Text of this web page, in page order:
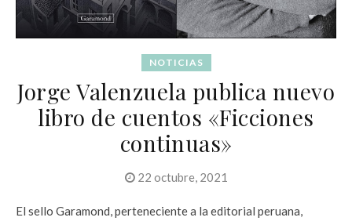
NOTICIAS
Jorge Valenzuela publica nuevo
libro de cuentos «Ficciones
continuas»
22 octubre, 2021
El sello Garamond, perteneciente a la editorial peruana,